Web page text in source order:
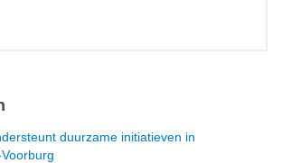
duurzame initiatieven in